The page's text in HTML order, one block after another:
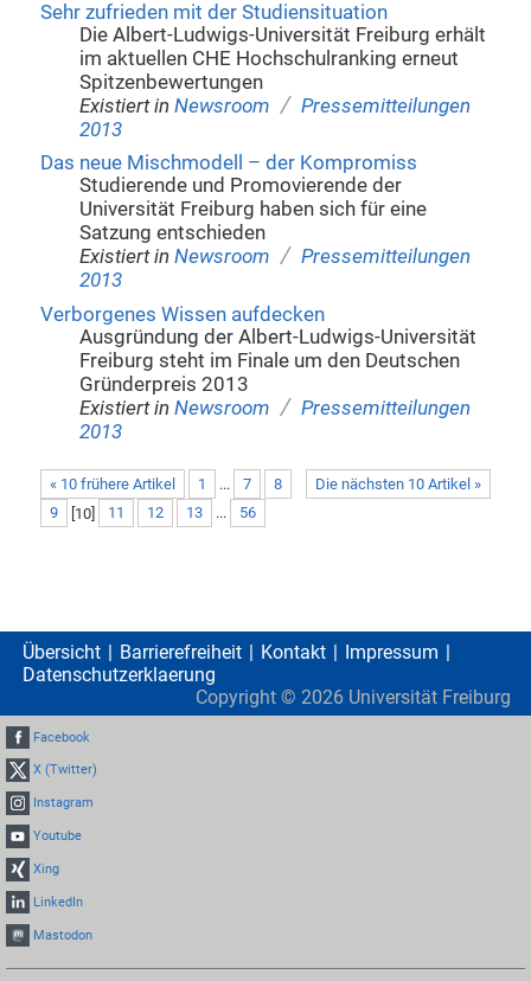
Sehr zufrieden mit der Studiensituation
Die Albert-Ludwigs-Universität Freiburg erhält
im aktuellen CHE Hochschulranking erneut
Spitzenbewertungen
Existiert in Newsroom / Pressemitteilungen
2013
Das neue Mischmodell – der Kompromiss
Studierende und Promovierende der
Universität Freiburg haben sich für eine
Satzung entschieden
Existiert in Newsroom / Pressemitteilungen
2013
Verborgenes Wissen aufdecken
Ausgründung der Albert-Ludwigs-Universität
Freiburg steht im Finale um den Deutschen
Gründerpreis 2013
Existiert in Newsroom / Pressemitteilungen
2013
« 10 frühere Artikel Die nächsten 10 Artikel »
1 ... 7
8
9
[10] 11 12 13 ... 56
Übersicht Barrierefreiheit Kontakt
Impressum
Datenschutzerklaerung
Copyright © 2026 Universität Freiburg
Facebook
X (Twitter)
Instagram
Youtube
Xing
LinkedIn
Mastodon